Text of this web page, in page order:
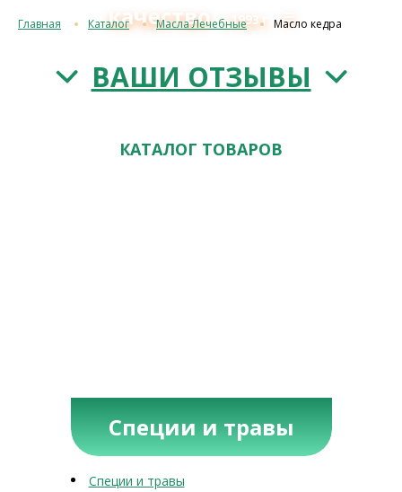
качествос 1993 г. ≡
Главная Каталог Масла Лечебные Масло кедра
ВАШИ ОТЗЫВЫ
КАТАЛОГ ТОВАРОВ
Специи и травы
Специи и травы